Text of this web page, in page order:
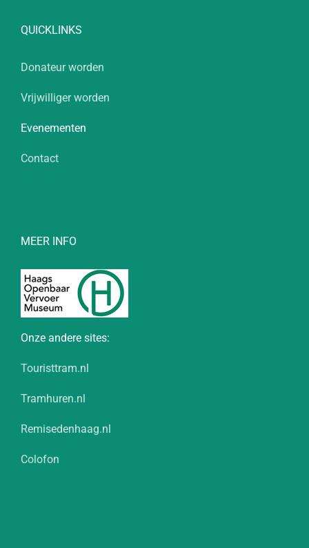
QUICKLINKS
Donateur worden
Vrijwilliger worden
Evenementen
Contact
MEER INFO
Onze andere sites:
Touristtram.nl
Tramhuren.nl
Remisedenhaag.nl
Colofon